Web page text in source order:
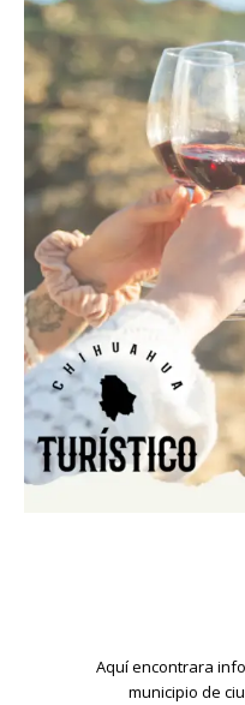
Aquí encontrara
municipio de